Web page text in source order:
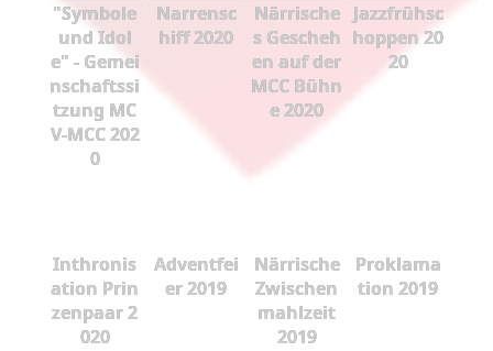
"Symbole
und Idol
e" - Gemei
nschaftssi
tzung MC
V-MCC 202
0
Narrensc
hiff 2020
Närrische
s Gescheh
en auf der
MCC Bühn
e 2020
Jazzfrühsc
hoppen 20
20
Inthronis
ation Prin
zenpaar 2
020
Adventfei
er 2019
Närrische
Zwischen
mahlzeit
2019
Proklama
tion 2019